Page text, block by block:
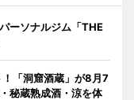
ーソナルジム「THE
「洞窟酒蔵」が8月7
秘蔵熟成酒・涼を体